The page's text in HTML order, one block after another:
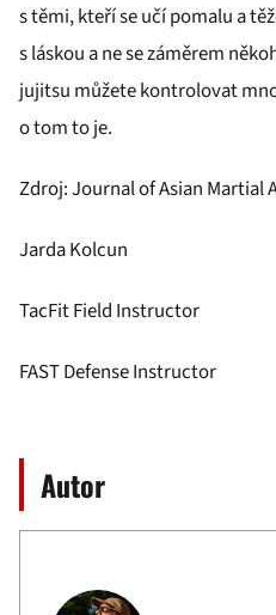
s těmi, kteří se učí pomalu a
s láskou a ne se záměrem
jujitsu můžete kontrolovat
o tom to je.
Zdroj: Journal of Asian Martial
Jarda Kolcun
TacFit Field Instructor
FAST Defense Instructor
Autor